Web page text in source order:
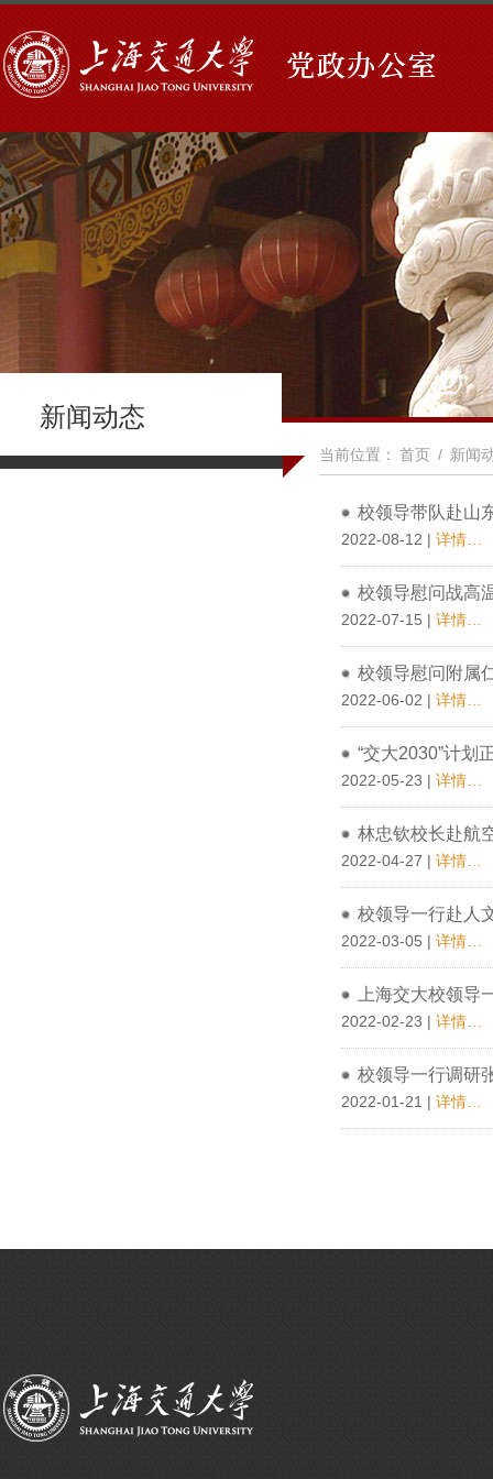
新闻动态
当前位置： 首页 / 新闻
校领导带队赴山
2022-08-12 | 详情…
校领导慰问战高
2022-07-15 | 详情…
校领导慰问附属
2022-06-02 | 详情…
“交大2030”计划
2022-05-23 | 详情…
林忠钦校长赴航
2022-04-27 | 详情…
校领导一行赴人
2022-03-05 | 详情…
上海交大校领导
2022-02-23 | 详情…
校领导一行调研
2022-01-21 | 详情…